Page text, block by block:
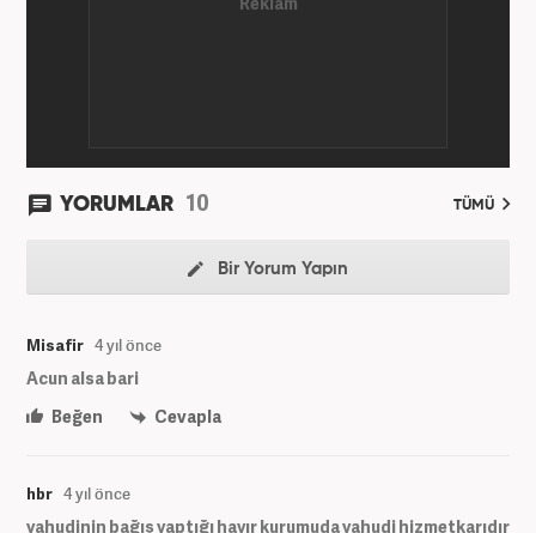
YORUMLAR 10 TÜMÜ
Bir Yorum Yapın
Misafir 4 yıl önce
Acun alsa bari
Beğen
Cevapla
hbr 4 yıl önce
yahudinin bağış yaptığı hayır kurumuda yahudi hizmetkarıdır